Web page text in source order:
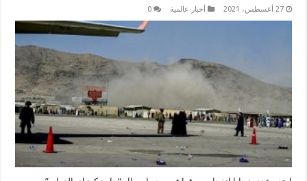
27 أغسطس، 2021 أخبار عالمية 0